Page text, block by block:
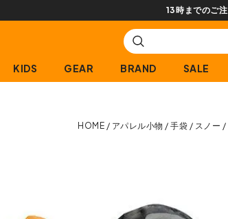
KIDS GEAR BRAND SALE
HOME アパレル小物 手袋 スノー